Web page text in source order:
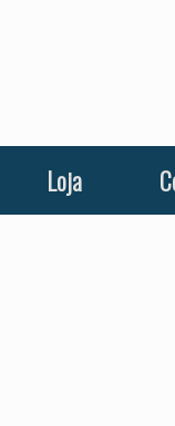
Loja